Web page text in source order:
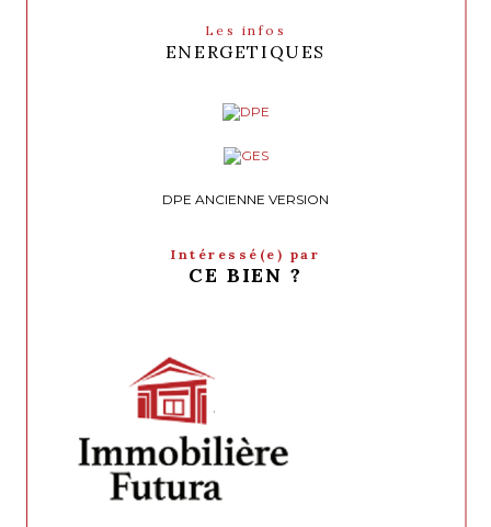
Les infos
ENERGETIQUES
DPE ANCIENNE VERSION
Intéressé(e) par
CE BIEN ?